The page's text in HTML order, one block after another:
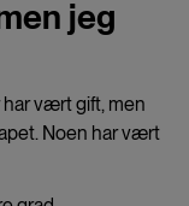
jeg
har vært gift, men
Noen har vært